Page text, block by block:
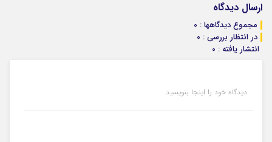
ارسال دیدگاه
مجموع دیدگاهها : 0
در انتظار بررسی : 0
انتشار یافته : 0
دیدگاه خود را اینجا بنویسید